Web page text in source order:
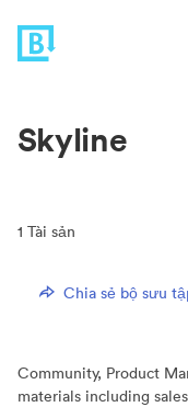
Skyline
1 Tài sản
Chia sẻ bộ sưu
Community, Product
materials including